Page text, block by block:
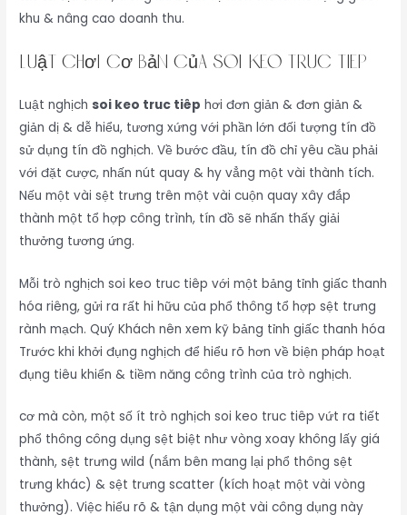
khu & nâng cao doanh thu.
Luật Chơi Cơ Bản Của soi keo truc tiêp
Luật nghịchsoi keo truc tiêp hơi đơn giản & đơn giản &
giản dị & dễ hiểu, tương xứng với phần lớn đối tượng tín đồ
sử dụng tín đồ nghịch. Về bước đầu, tín đồ chỉ yêu cầu phải
với đặt cược, nhấn nút quay & hy vẳng một vài thành tích.
Nếu một vài sệt trưng trên một vài cuộn quay xây đắp
thành một tổ hợp công trình, tín đồ sẽ nhấn thấy giải
thưởng tương ứng.
Mỗi trò nghịch soi keo truc tiêp với một bảng tỉnh giấc thanh
hóa riêng, gửi ra rất hi hữu của phổ thông tổ hợp sệt trưng
rành mạch. Quý Khách nên xem kỹ bảng tỉnh giấc thanh hóa
Trước khi khởi đụng nghịch để hiểu rõ hơn về biện pháp hoạt
đụng tiêu khiển & tiềm năng công trình của trò nghịch.
cơ mà còn, một số ít trò nghịch soi keo truc tiêp vứt ra tiết
phổ thông công dụng sệt biệt như vòng xoay không lấy giá
thành, sệt trưng wild (nắm bên mang lại phổ thông sệt
trưng khác) & sệt trưng scatter (kích hoạt một vài vòng
thưởng). Việc hiểu rõ & tận dụng một vài công dụng này